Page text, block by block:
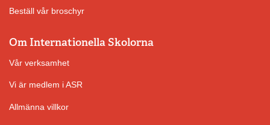
Beställ vår broschyr
Om Internationella Skolorna
Vår verksamhet
Vi är medlem i ASR
Allmänna villkor